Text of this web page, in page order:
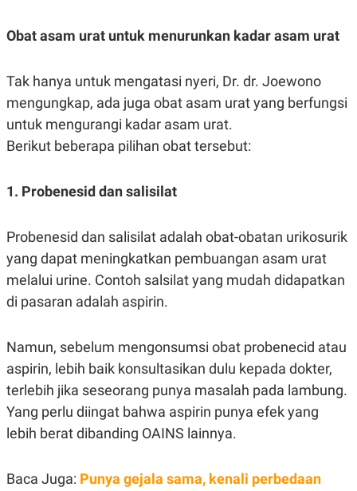
Obat asam urat untuk menurunkan kadar asam urat
Tak hanya untuk mengatasi nyeri, Dr. dr. Joewono
mengungkap, ada juga obat asam urat yang berfungsi
untuk mengurangi kadar asam urat.
Berikut beberapa pilihan obat tersebut:
1. Probenesid dan salisilat
Probenesid dan salisilat adalah obat-obatan urikosurik
yang dapat meningkatkan pembuangan asam urat
melalui urine. Contoh salsilat yang mudah didapatkan
di pasaran adalah aspirin.
Namun, sebelum mengonsumsi obat probenecid atau
aspirin, lebih baik konsultasikan dulu kepada dokter,
terlebih jika seseorang punya masalah pada lambung.
Yang perlu diingat bahwa aspirin punya efek yang
lebih berat dibanding OAINS lainnya.
Baca Juga: Punya gejala sama, kenali perbedaan